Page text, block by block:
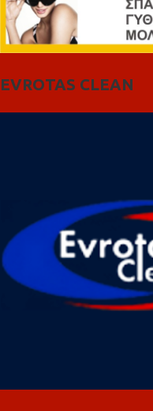
EVROTAS CLEAN